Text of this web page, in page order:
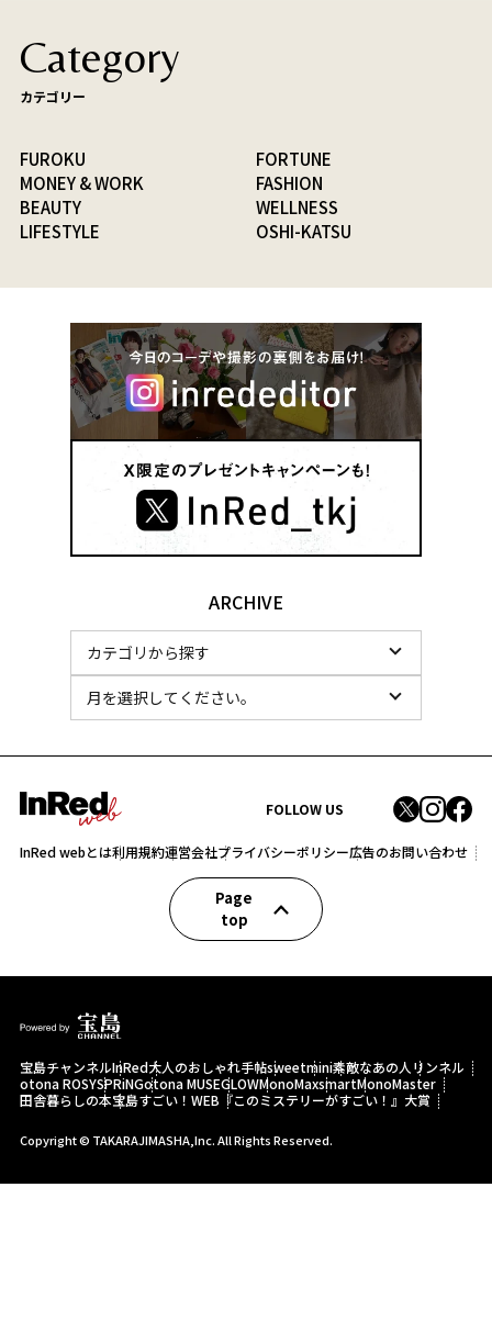
Category
カテゴリー
FUROKU
FORTUNE
MONEY & WORK
FASHION
BEAUTY
WELLNESS
LIFESTYLE
OSHI-KATSU
ARCHIVE
FOLLOW US
InRed webとは利用規約運営会社プライバシーポリシー広告のお問い合わせ
Page
top
宝島チャンネルInRed大人のおしゃれ手帖sweetmini素敵なあの人 リンネル
otona ROSYSPRiNGotona MUSEGLOWMonoMaxsmartMonoMaster
田舎暮らしの本宝島すごい！WEB 『このミステリーがすごい！』大賞
Copyright © TAKARAJIMASHA,Inc. All Rights Reserved.